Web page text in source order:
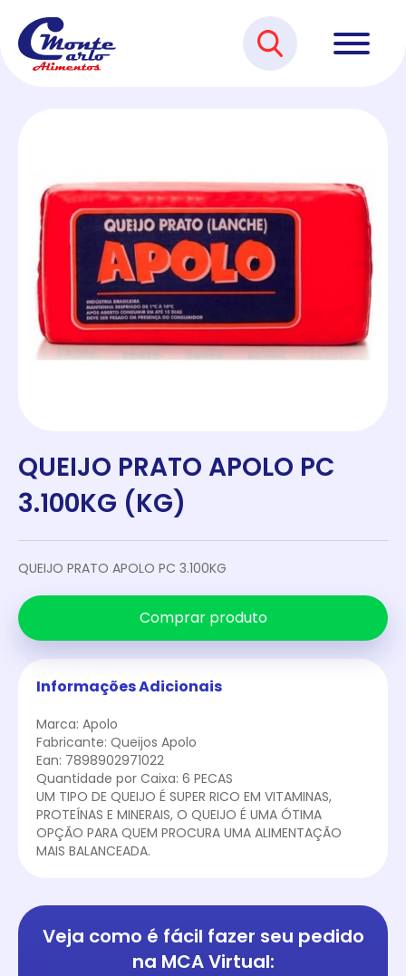
QUEIJO PRATO APOLO PC
3.100KG (KG)
QUEIJO PRATO APOLO PC 3.100KG
Comprar produto
Informações Adicionais
Marca: Apolo
Fabricante: Queijos Apolo
Ean: 7898902971022
Quantidade por Caixa: 6 PECAS
UM TIPO DE QUEIJO É SUPER RICO EM VITAMINAS,
PROTEÍNAS E MINERAIS, O QUEIJO É UMA ÓTIMA
OPÇÃO PARA QUEM PROCURA UMA ALIMENTAÇÃO
MAIS BALANCEADA.
Veja como é fácil fazer seu pedido
na MCA Virtual: